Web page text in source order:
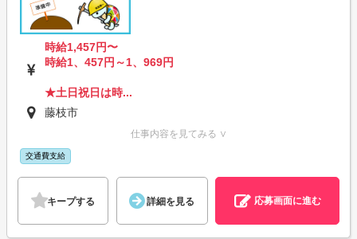
時給1,457円〜
時給1、457円～1、969円
★土日祝日は時...
藤枝市
仕事内容を見てみる ∨
交通費支給
キープする 詳細を見る 応募画面に進む